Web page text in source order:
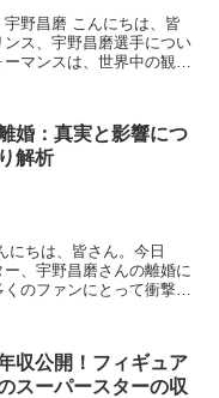
にちは、皆
ス、宇野昌磨選手につい
マンスは、世界中の観客
婚：真実と影響につ
解析
、宇野昌磨さんの離婚に
のファンにとって衝撃的
収公開！フィギュア
スーパースターの収